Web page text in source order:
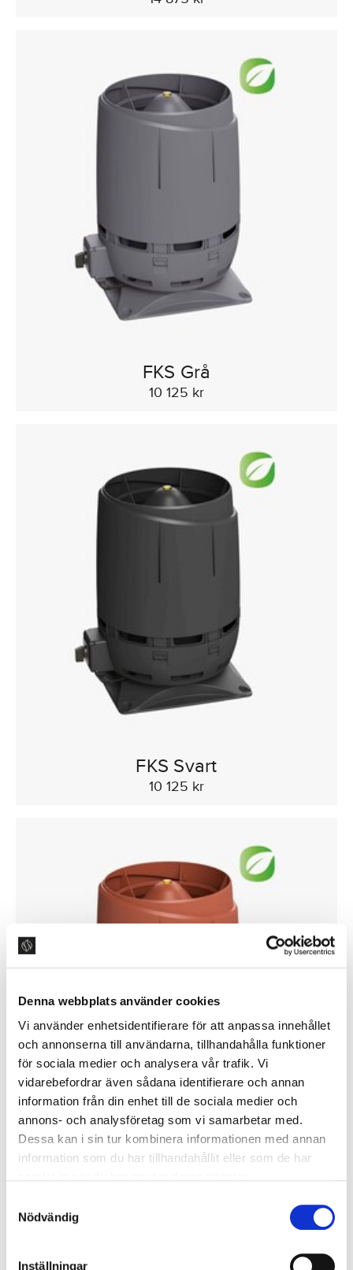
Denna webbplats använder cookies
Vi använder enhetsidentifierare för att anpassa innehållet
och annonserna till användarna, tillhandahålla funktioner
för sociala medier och analysera vår trafik. Vi
vidarebefordrar även sådana identifierare och annan
information från din enhet till de sociala medier och
annons- och analysföretag som vi samarbetar med.
Dessa kan i sin tur kombinera informationen med annan
information som du har tillhandahållit eller som de har
Nödvändig
Inställningar
FKS Grå
10 125 kr
FKS Svart
10 125 kr
FKS Tegelröd